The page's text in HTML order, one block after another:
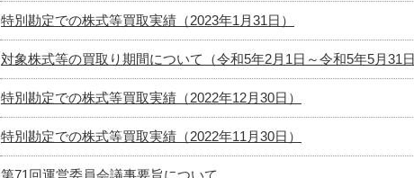
特別勘定での株式等買取実績（2023年1月31日）
対象株式等の買取り期間について（令和5年2月1日～令和5年5月31
特別勘定での株式等買取実績（2022年12月30日）
特別勘定での株式等買取実績（2022年11月30日）